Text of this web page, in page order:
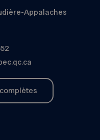
Appalaches